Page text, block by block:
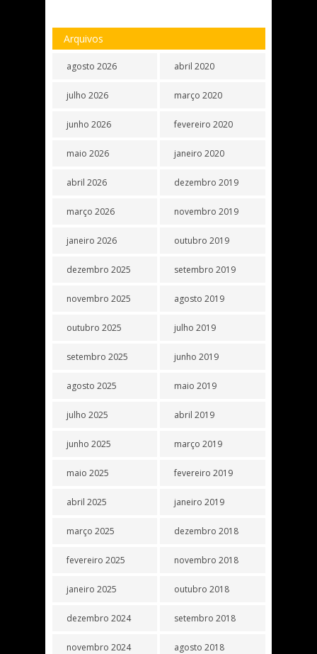
Arquivos
agosto 2026
julho 2026
junho 2026
maio 2026
abril 2026
março 2026
janeiro 2026
dezembro 2025
novembro 2025
outubro 2025
setembro 2025
agosto 2025
julho 2025
junho 2025
maio 2025
abril 2025
março 2025
fevereiro 2025
janeiro 2025
dezembro 2024
novembro 2024
abril 2020
março 2020
fevereiro 2020
janeiro 2020
dezembro 2019
novembro 2019
outubro 2019
setembro 2019
agosto 2019
julho 2019
junho 2019
maio 2019
abril 2019
março 2019
fevereiro 2019
janeiro 2019
dezembro 2018
novembro 2018
outubro 2018
setembro 2018
agosto 2018